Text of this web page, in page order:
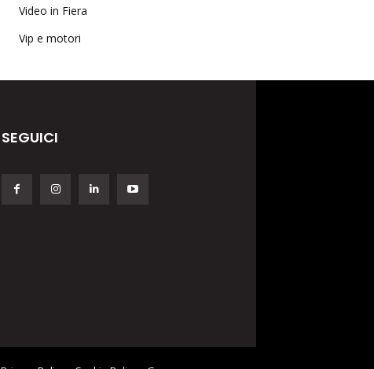
Video in Fiera
Vip e motori
SEGUICI